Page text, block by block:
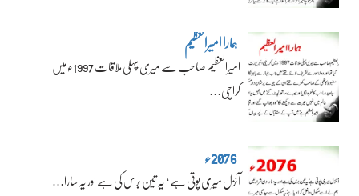
ہمارا امیرالعظیم
امیرالعظیم صاحب سے میری پہلی ملاقات 1997ء میں
کراچی…
2076ء
آئزل میری پوتی ہے‘ یہ تین برس کی ہے اور یہ سارا…